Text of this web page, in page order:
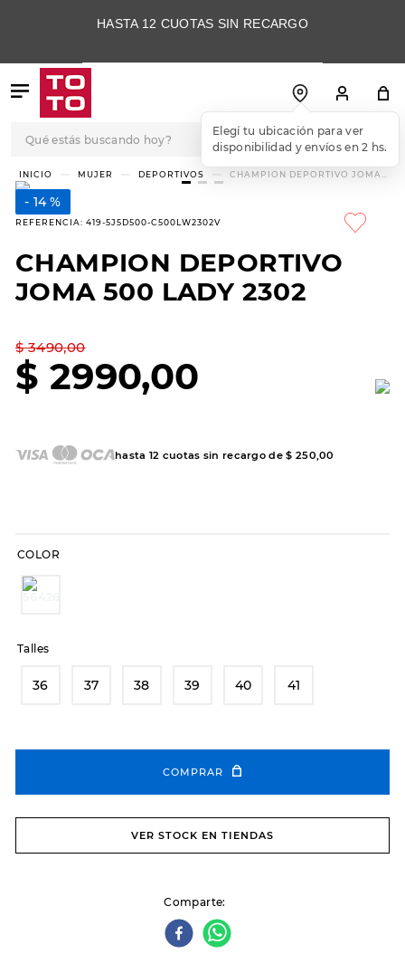
HASTA 12 CUOTAS SIN RECARGO
Elegí tu ubicación para ver
disponibilidad y envíos en 2 hs.
MUJER DEPORTIVOS
CHAMPION DEPORTIVO JOMA
14 %
REFERENCIA: 419-5J5D500-C500LW2302V
CHAMPION DEPORTIVO
JOMA 500 LADY 2302
$ 3490,00
$ 2990,00
hasta 12 cuotas sin recargo de$ 250 ,00
COLOR
Talles
36 37 38 39 40 41
COMPRAR
VER STOCK EN TIENDAS
Comparte
TÉRMINOS MÁS
BUSCADOS
1.
3.
skechers slip-ins